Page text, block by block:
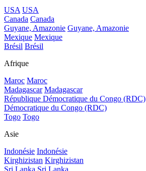
USA USA
Canada Canada
Guyane, Amazonie Guyane, Amazonie
Mexique Mexique
Brésil Brésil
Afrique
Maroc Maroc
Madagascar Madagascar
République Démocratique du Congo (RDC)
Démocratique du Congo (RDC)
Togo Togo
Asie
Indonésie Indonésie
Kirghizistan Kirghizistan
Sri Lanka Sri Lanka